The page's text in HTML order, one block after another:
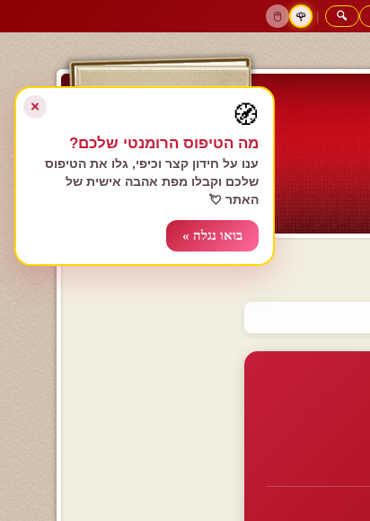
🔍
|
🌹
🖱️
הרשם עכשיו
התחבר